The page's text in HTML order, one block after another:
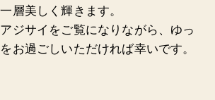
層美しく輝きます。
ジサイをご覧になりながら、ゆっ
お過ごしいただければ幸いです。